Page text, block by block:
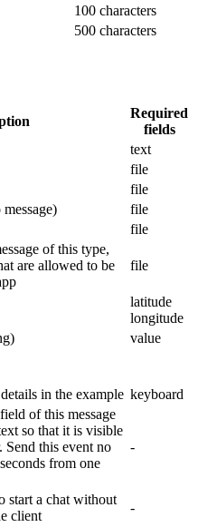
100 characters
500 characters
Required
fields
text
file
file
file
file
of this type,
are allowed to be
file
latitude
longitude
value
in the example keyboard
of this message
so that it is visible
Send this event no
from one
-
start a chat without
client
-